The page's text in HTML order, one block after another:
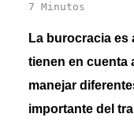
7 Minutos
La burocracia
tienen en cuenta
manejar
importante del